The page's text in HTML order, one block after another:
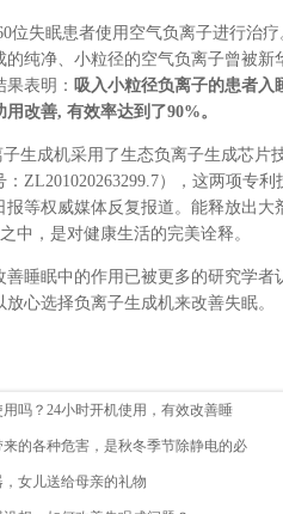
位失眠患者使用空气负离子进行治
的纯净、小粒径的空气负离子曾被
表明： 吸入小粒径负离子的患者入
用改善, 有效率达到了90%。
生成机采用了生态负离子生成芯片
ZL201020263299.7），这两项专利
报等权威媒体反复报道。能释放出
中，是对健康生活的完美诠释。
善睡眠中的作用已被更多的研究学
心选择负离子生成机来改善失眠。
吗？24小时开机使用，有效改善睡
的各种危害，是秋冬季节除静电的必
女儿送给母亲的礼物